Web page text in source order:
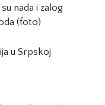
nada i zalog
(foto)
u Srpskoj